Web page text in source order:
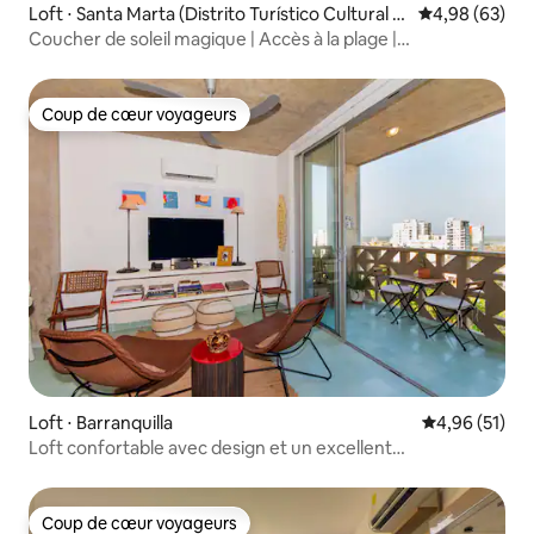
Loft ⋅ Santa Marta (Distrito Turístico Cultural E
Histórico)
Évaluation
4,98 (63)
Coucher de soleil magique | Accès à la plage |
Coup de cœur voyageurs
Coup de cœur voyageurs
Loft ⋅ Barranquilla Évaluation
4,96 (51)
Loft confortable avec design et un excellent
Coup de cœur voyageurs